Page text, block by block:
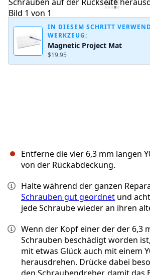
Abbrechen
IN DIESEM SCHRITT
WERKZEUG:
Magnetic Project Mat
$19.95
Entferne die vier 6,3 mm langen
von der Rückabdeckung.
Halte während der ganzen
Schrauben gut geordnet und
jede Schraube wieder an ihren
Wenn der Kopf einer der der 6,3
Schrauben beschädigt worden
mit etwas Glück auch mit einem
herausdrehen. Drücke dabei